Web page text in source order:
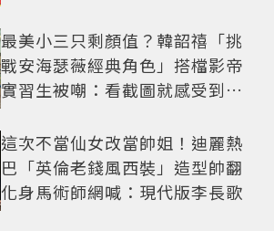
最美小三只剩顏值？韓韶禧「挑
戰安海瑟薇經典角色」搭檔影帝
實習生被嘲：看截圖就感受到演
這次不當仙女改當帥姐！迪麗熱
巴「英倫老錢風西裝」造型帥翻
化身馬術師網喊：現代版李長歌